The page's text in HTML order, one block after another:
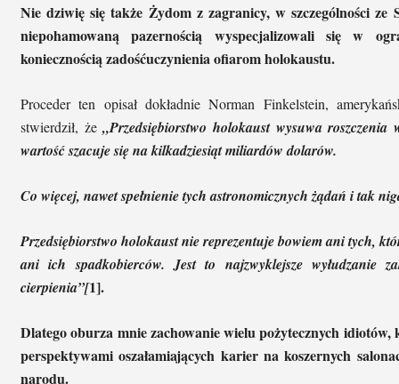
Nie dziwię się także Żydom z zagranicy, w szczególności
niepohamowaną pazernością wyspecjalizowali się w
koniecznością zadośćuczynienia ofiarom holokaustu.
Proceder ten opisał dokładnie Norman Finkelstein,
stwierdził, że„Przedsiębiorstwo holokaust wysuwa
wartość szacuje się na kilkadziesiąt miliardów dolarów.
Co więcej, nawet spełnienie tych astronomicznych żądań i tak
Przedsiębiorstwo holokaust nie reprezentuje bowiem ani tych,
ani ich spadkobierców. Jest to najzwyklejsze wyłudzanie
cierpienia”[1].
Dlatego oburza mnie zachowanie wielu pożytecznych
perspektywami oszałamiających karier na koszernych
narodu.